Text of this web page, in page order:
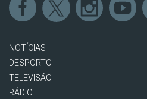
NOTÍCIAS
DESPORTO
TELEVISÃO
RÁDIO